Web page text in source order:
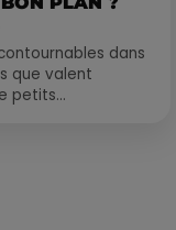
dans
que valent
petits...